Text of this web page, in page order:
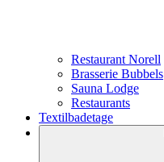
Restaurant Norell
Brasserie Bubbels
Sauna Lodge
Restaurants
Textilbadetage